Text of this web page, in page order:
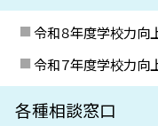
令和８年度学校力向
令和７年度学校力向
各種相談窓口